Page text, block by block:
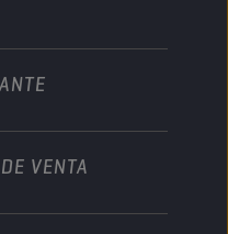
de motor
VENTA